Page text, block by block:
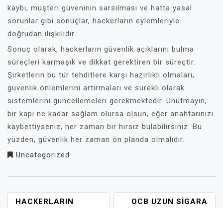
kaybı, müşteri güveninin sarsılması ve hatta yasal
sorunlar gibi sonuçlar, hackerların eylemleriyle
doğrudan ilişkilidir.
Sonuç olarak, hackerların güvenlik açıklarını bulma
süreçleri karmaşık ve dikkat gerektiren bir süreçtir.
Şirketlerin bu tür tehditlere karşı hazırlıklı olmaları,
güvenlik önlemlerini artırmaları ve sürekli olarak
sistemlerini güncellemeleri gerekmektedir. Unutmayın,
bir kapı ne kadar sağlam olursa olsun, eğer anahtarınızı
kaybettiyseniz, her zaman bir hırsız bulabilirsiniz. Bu
yüzden, güvenlik her zaman ön planda olmalıdır.
Uncategorized
YAZI
HACKERLARIN OCB UZUN SIGARA